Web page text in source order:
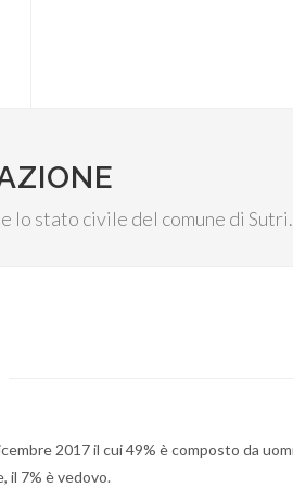
stato civile del comune di Sutri.
2017 il cui 49% è composto da
il 7% è vedovo.